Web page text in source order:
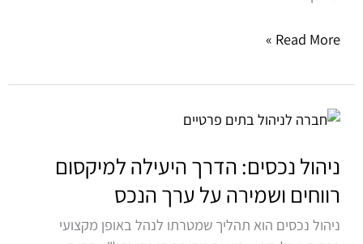
Read More »
ניהול נכסים: הדרך היעילה למיקסום
רווחים ושמירה על ערך הנכס
ניהול נכסים הוא תהליך שמטרתו לנהל באופן מקצועי
ניהול
הדרך
למיקסום
רווחים